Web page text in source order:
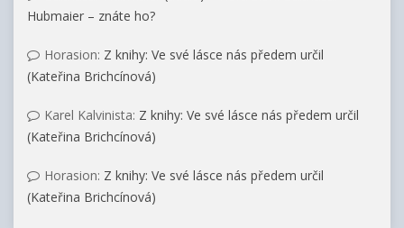
Hubmaier – znáte ho?
Horasion: Z knihy: Ve své lásce nás předem určil
(Kateřina Brichcínová)
Karel Kalvinista: Z knihy: Ve své lásce nás předem určil
(Kateřina Brichcínová)
Horasion: Z knihy: Ve své lásce nás předem určil
(Kateřina Brichcínová)